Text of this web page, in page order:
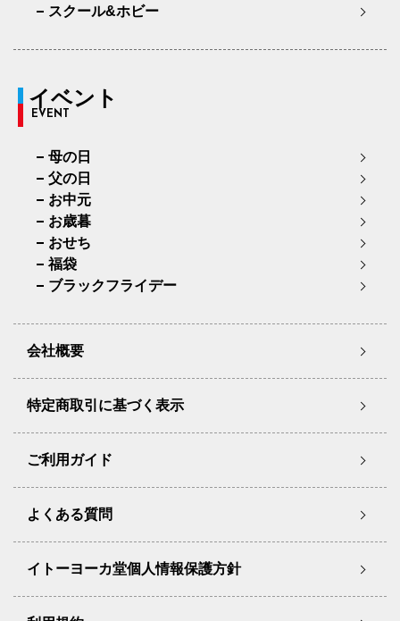
スクール&ホビー
イベント
EVENT
母の日
父の日
お中元
お歳暮
おせち
福袋
ブラックフライデー
会社概要
特定商取引に基づく表示
ご利用ガイド
よくある質問
イトーヨーカ堂個人情報保護方針